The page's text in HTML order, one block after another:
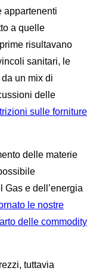
appartenenti
a quelle
risultavano
sanitari, le
un mix di
delle
sulle forniture
delle materie
e dell’energia
le nostre
delle commodity
tuttavia